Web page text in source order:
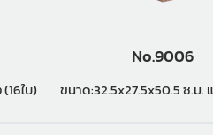
.ม. แพ็คกิ้ง (16ใบ)
No.9006
ขนาด:32.5x27.5x50.5 ซ.ม. แพ็คกิ้ง (14